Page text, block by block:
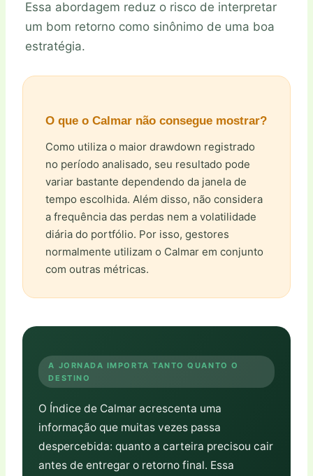
Essa abordagem reduz o risco de interpretar
um bom retorno como sinônimo de uma boa
estratégia.
O que o Calmar não consegue mostrar?
Como utiliza o maior drawdown registrado
no período analisado, seu resultado pode
variar bastante dependendo da janela de
tempo escolhida. Além disso, não considera
a frequência das perdas nem a volatilidade
diária do portfólio. Por isso, gestores
normalmente utilizam o Calmar em conjunto
com outras métricas.
A JORNADA IMPORTA TANTO QUANTO O
DESTINO
O Índice de Calmar acrescenta uma
informação que muitas vezes passa
despercebida: quanto a carteira precisou cair
antes de entregar o retorno final. Essa